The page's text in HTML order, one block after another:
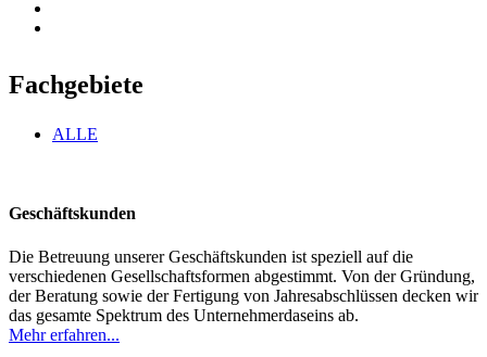
Fachgebiete
ALLE
Geschäftskunden
Die Betreuung unserer Geschäftskunden ist speziell auf die
verschiedenen Gesellschaftsformen abgestimmt. Von der Gründung,
der Beratung sowie der Fertigung von Jahresabschlüssen decken wir
das gesamte Spektrum des Unternehmerdaseins ab.
Mehr erfahren...